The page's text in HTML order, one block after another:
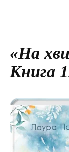
«На
Книга